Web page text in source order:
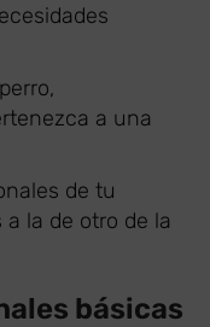
a una
de tu
la de otro de la
básicas